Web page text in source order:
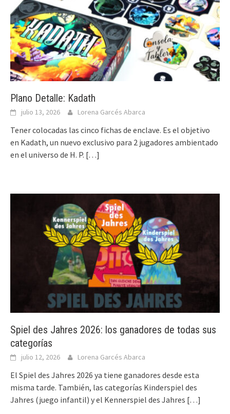
Plano Detalle: Kadath
julio 13, 2026 Lorena Garcés Abarca
Tener colocadas las cinco fichas de enclave. Es el objetivo
en Kadath, un nuevo exclusivo para 2 jugadores ambientado
en el universo de H. P. […]
Spiel des Jahres 2026: los ganadores de todas sus
categorías
julio 12, 2026 Lorena Garcés Abarca
El Spiel des Jahres 2026 ya tiene ganadores desde esta
misma tarde. También, las categorías Kinderspiel des
Jahres (juego infantil) y el Kennerspiel des Jahres […]